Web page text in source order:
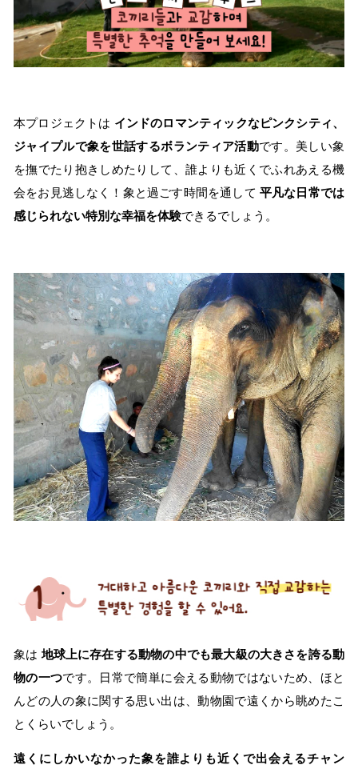
本プロジェクトは インドのロマンティックなピンクシティ、
ジャイプルで象を世話するボランティア活動です。美しい象
を撫でたり抱きしめたりして、誰よりも近くでふれあえる機
会をお見逃しなく！象と過ごす時間を通して 平凡な日常では
感じられない特別な幸福を体験できるでしょう。
象は地球上に存在する動物の中でも最大級の大きさを誇る動
物の一つです。日常で簡単に会える動物ではないため、ほと
んどの人の象に関する思い出は、動物園で遠くから眺めたこ
とくらいでしょう。
遠くにしかいなかった象を誰よりも近くで出会えるチャン